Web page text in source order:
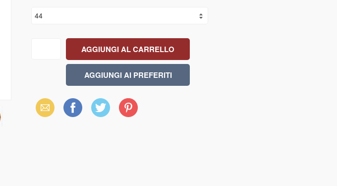
Email Facebook X Pinterest